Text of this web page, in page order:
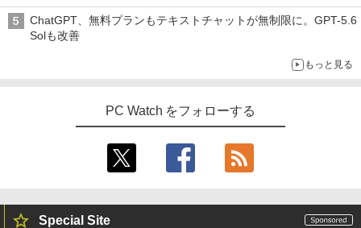
実力を探る
ChatGPT、無料プランもテキストチャットが無制限に。GPT-5.6
Solも改善
もっと見る
PC Watch をフォローする
Special Site